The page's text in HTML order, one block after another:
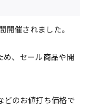
催されました。
め、セール商品や開
どのお値打ち価格で